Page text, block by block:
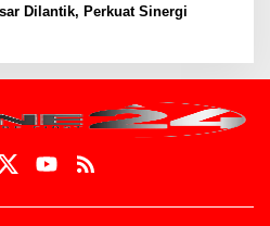
Dilantik, Perkuat Sinergi